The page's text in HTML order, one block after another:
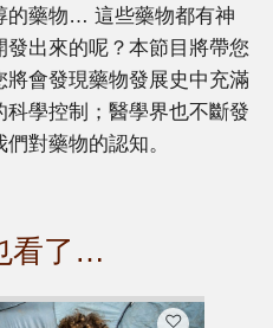
的藥物… 這些藥物都有神
出來的呢？本節目將帶您
會發現藥物發展史中充滿
學控制；醫學界也不斷發
對藥物的認知。
看了…